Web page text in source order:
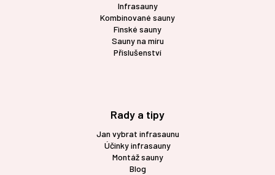
Infrasauny
Kombinované sauny
Finské sauny
Sauny na míru
Příslušenství
Rady a tipy
Jan vybrat infrasaunu
Účinky infrasauny
Montáž sauny
Blog